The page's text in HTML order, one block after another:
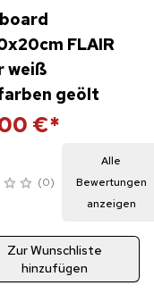
FLAIR
weiß
geölt
€*
0
Alle
Bewertungen
anzeigen
Zur Wunschliste
hinzufügen